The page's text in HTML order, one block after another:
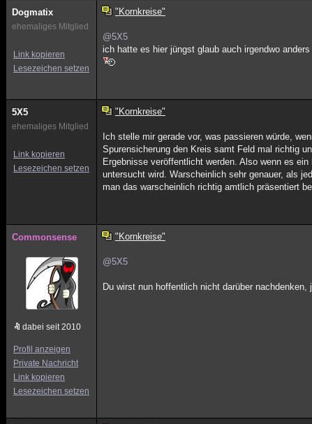
Dogmatix
ehemaliges Mitglied
Link kopieren
Lesezeichen setzen
"Kornkreise"
@5X5
ich hatte es hier jüngst glaub auch irgendwo
5X5
ehemaliges Mitglied
Link kopieren
Lesezeichen setzen
"Kornkreise"
Ich stelle mir gerade vor, was passieren würde,
Spurensicherung den Kreis samt Feld mal richtig
Ergebnisse veröffentlicht werden. Also wenn es
untersucht wird. Warscheinlich sehr genauer, als
man das warscheinlich richtig amtlich präsentiert
Commonsense
dabei seit 2010
Profil anzeigen
Private Nachricht
Link kopieren
Lesezeichen setzen
"Kornkreise"
@5X5
Du wirst nun hoffentlich nicht darüber